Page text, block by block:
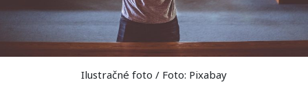
Ilustračné foto / Foto: Pixabay